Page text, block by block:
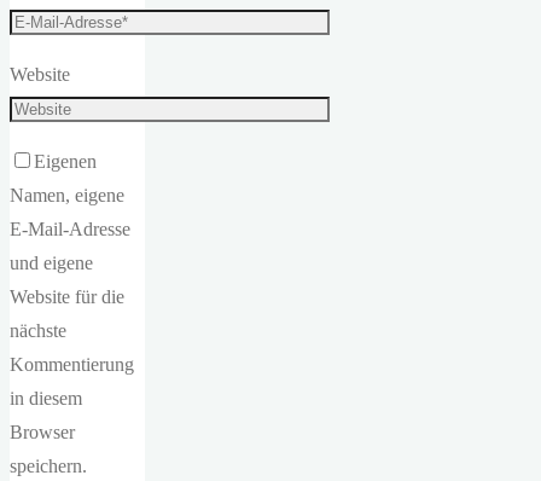
Website
Eigenen
Namen, eigene
E-Mail-Adresse
und eigene
Website für die
nächste
Kommentierung
in diesem
Browser
speichern.